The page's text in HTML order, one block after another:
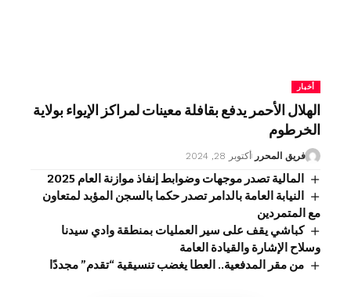
أخبار
الهلال الأحمر يدفع بقافلة معينات لمراكز الإيواء بولاية
الخرطوم
فريق المحرر أكتوبر 28, 2024
المالية تصدر موجهات وضوابط إنفاذ موازنة العام 2025
النيابة العامة بالدامر تصدر حكما بالسجن المؤبد لمتعاون
مع المتمردين
كباشي يقف على سير العمليات بمنطقة وادي سيدنا
وسلاح الإشارة والقيادة العامة
من مقر المدفعية.. العطا يغضب تنسيقية “تقدم” مجددًا